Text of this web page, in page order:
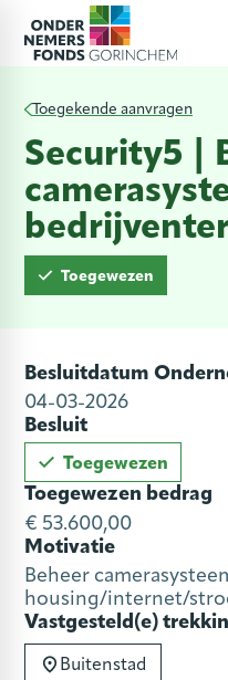
Toegekende aanvragen
Security5 |
Toegewezen
Besluitdatum
04-03-2026
Besluit
Toegewezen
Toegewezen bedrag
€ 53.600,00
Motivatie
Beheer
housing/internet/
Vastgesteld(e)
Buitenstad